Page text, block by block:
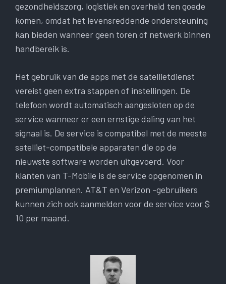
gezondheidszorg, logistiek en overheid ten goede
komen, omdat het levensreddende ondersteuning
kan bieden wanneer geen toren of netwerk binnen
handbereik is.
Het gebruik van de apps met de satellietdienst
vereist geen extra stappen of instellingen. De
telefoon wordt automatisch aangesloten op de
service wanneer er een ernstige daling van het
signaal is. De service is compatibel met de meeste
satelliet-compatibele apparaten die op de
nieuwste software worden uitgevoerd. Voor
klanten van T-Mobile is de service opgenomen in
premiumplannen. AT&T en Verizon -gebruikers
kunnen zich ook aanmelden voor de service voor $
10 per maand.